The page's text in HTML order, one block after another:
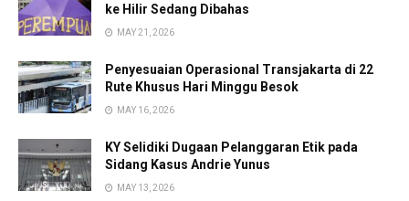
ke Hilir Sedang Dibahas
MAY 21, 2026
Penyesuaian Operasional Transjakarta di 22
Rute Khusus Hari Minggu Besok
MAY 16, 2026
KY Selidiki Dugaan Pelanggaran Etik pada
Sidang Kasus Andrie Yunus
MAY 13, 2026